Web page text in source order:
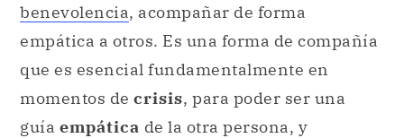
benevolencia, acompañar de forma
empática a otros. Es una forma de compañía
que es esencial fundamentalmente en
momentos de crisis, para poder ser una
guía empática de la otra persona, y